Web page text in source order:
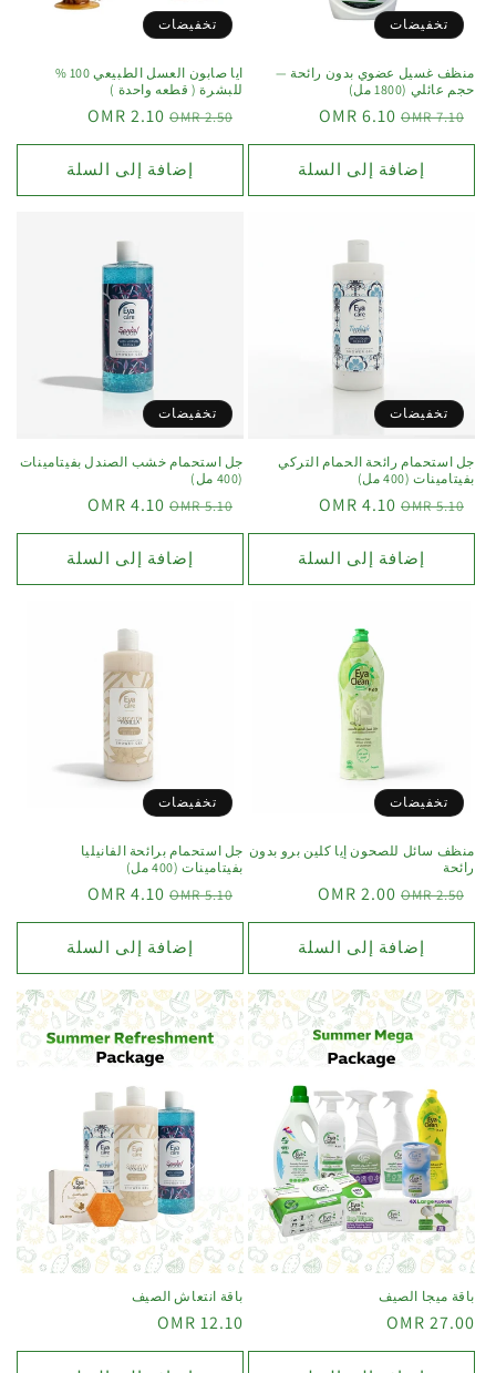
تخفيضات
ايا صابون العسل الطبيعي 100 %
للبشرة ( قطعه واحدة )
2.50 OMR
2.10 OMR
إضافة إلى السلة
تخفيضات
منظف غسيل عضوي بدون رائحة —
حجم عائلي (1800 مل)
7.10 OMR
6.10 OMR
إضافة إلى السلة
تخفيضات
جل استحمام خشب الصندل بفيتامينات
(400 مل)
5.10 OMR
4.10 OMR
إضافة إلى السلة
تخفيضات
جل استحمام رائحة الحمام التركي
بفيتامينات (400 مل)
5.10 OMR
4.10 OMR
إضافة إلى السلة
تخفيضات
جل استحمام برائحة الفانيليا
بفيتامينات (400 مل)
5.10 OMR
4.10 OMR
إضافة إلى السلة
تخفيضات
منظف سائل للصحون إيا كلين برو بدون
رائحة
2.50 OMR
2.00 OMR
إضافة إلى السلة
باقة انتعاش الصيف
12.10 OMR
باقة ميجا الصيف
27.00 OMR